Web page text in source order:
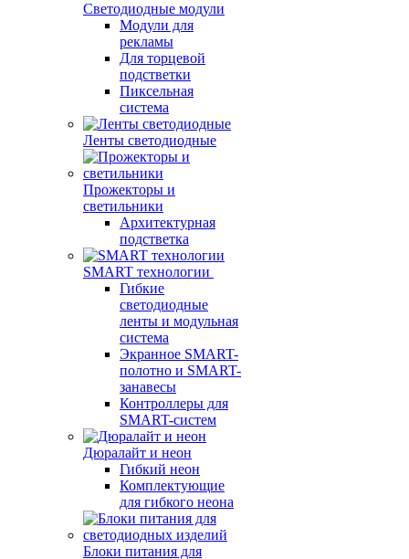
Светодиодные модули
Модули для
рекламы
Для торцевой
подстветки
Пиксельная
система
Ленты светодиодные
Прожекторы и
светильники
Архитектурная
подстветка
SMART технологии
Гибкие
светодиодные
ленты и модульная
система
Экранное SMART-
полотно и SMART-
занавесы
Контроллеры для
SMART-систем
Дюралайт и неон
Гибкий неон
Комплектующие
для гибкого неона
Блоки питания для